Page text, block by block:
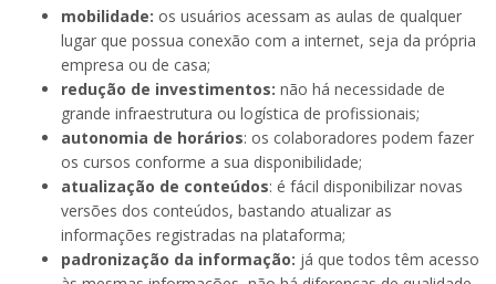
mobilidade: os usuários acessam as aulas de qualquer
lugar que possua conexão com a internet, seja da própria
empresa ou de casa;
redução de investimentos: não há necessidade de
grande infraestrutura ou logística de profissionais;
autonomia de horários: os colaboradores podem fazer
os cursos conforme a sua disponibilidade;
atualização de conteúdos: é fácil disponibilizar novas
versões dos conteúdos, bastando atualizar as
informações registradas na plataforma;
padronização da informação: já que todos têm acesso